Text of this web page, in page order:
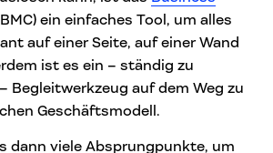
ein einfaches Tool, um alles
auf einer Seite, auf einer Wand
ist es ein – ständig zu
Begleitwerkzeug auf dem Weg zu
Geschäftsmodell.
dann viele Absprungpunkte, um